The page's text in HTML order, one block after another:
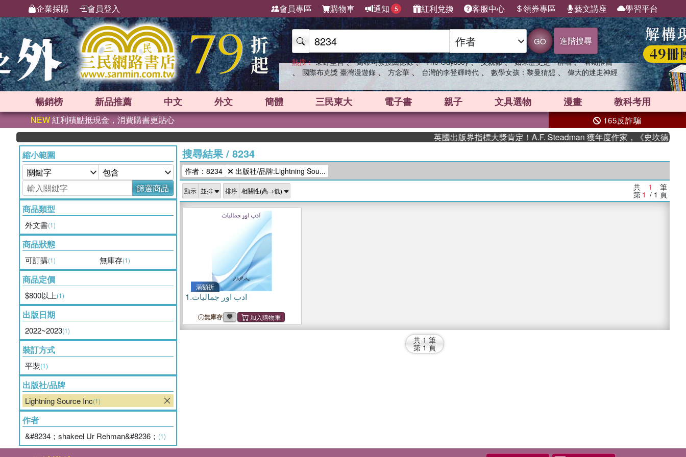
企業採購 會員登入 會員專區 購物車 通知 5 紅利兌換 客服中心 領券專區 藝文講座 學習平台
GO 進階搜尋
熱搜： 東野圭吾 、 高希均教授回憶錄 、 The Odyssey 、 父親節 、 如果歷史是一群喵 、 暑期推薦
、 國際布克獎 臺灣漫遊錄 、 方念華 、 台灣的李登輝時代 、 數學女孩：黎曼猜想 、 偉大的迷走神經
暢銷榜 新品推薦 中文 外文 簡體 三民東大 電子書 親子 文具選物 漫畫 教科考用
NEW紅利積點抵現金，消費購書更貼心 165反詐騙
英國出版界指標大獎肯定！A.F. Steadman 獲年度作家，《史坎德》系列
縮小範圍
篩選商品
商品類型
外文書(1)
商品狀態
可訂購(1) 無庫存(1)
商品定價
$800以上(1)
出版日期
2022~2023(1)
裝訂方式
平裝(1)
出版社/品牌
Lightning Source Inc(1)
作者
&#8234；shakeel Ur Rehman&#8236； (1)
搜尋結果/ 8234
作者：8234 出版社/品牌:Lightning Sou...
顯示 排序 共 1 筆
第 1 / 1 頁
滿額折
1.ادب اور جمالیات
無庫存
共 1 筆
第 1 頁